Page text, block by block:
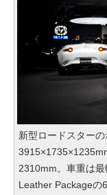
新型ロードスター
2310mm。車重は
Leather Packageの